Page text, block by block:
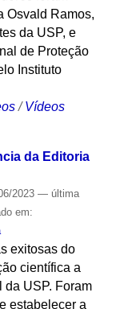
Osvald Ramos,
da USP, e
de Proteção
Instituto
/Vídeos
da Editoria
2023 — última
em:
exitosas do
científica a
da USP. Foram
estabelecer a